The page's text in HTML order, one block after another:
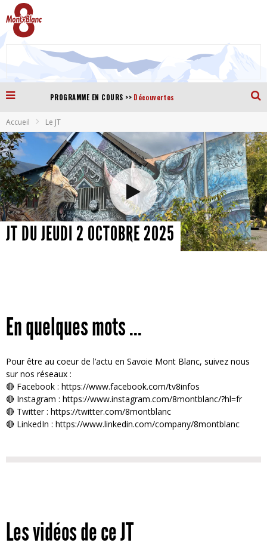
PROGRAMME EN COURS >> Découvertes
Accueil Le JT
JT DU JEUDI 2 OCTOBRE 2025
En quelques mots ...
Pour être au coeur de l’actu en Savoie Mont Blanc, suivez nous
sur nos réseaux :
🔴 Facebook : https://www.facebook.com/tv8infos
🔴 Instagram : https://www.instagram.com/8montblanc/?hl=fr
🔴 Twitter : https://twitter.com/8montblanc
🔴 LinkedIn : https://www.linkedin.com/company/8montblanc
Les vidéos de ce JT